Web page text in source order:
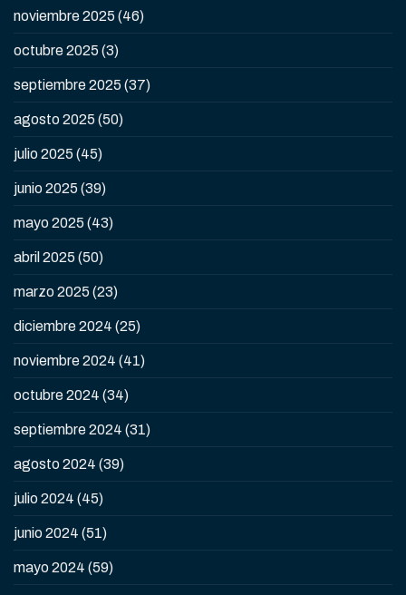
noviembre 2025 (46)
octubre 2025 (3)
septiembre 2025 (37)
agosto 2025 (50)
julio 2025 (45)
junio 2025 (39)
mayo 2025 (43)
abril 2025 (50)
marzo 2025 (23)
diciembre 2024 (25)
noviembre 2024 (41)
octubre 2024 (34)
septiembre 2024 (31)
agosto 2024 (39)
julio 2024 (45)
junio 2024 (51)
mayo 2024 (59)